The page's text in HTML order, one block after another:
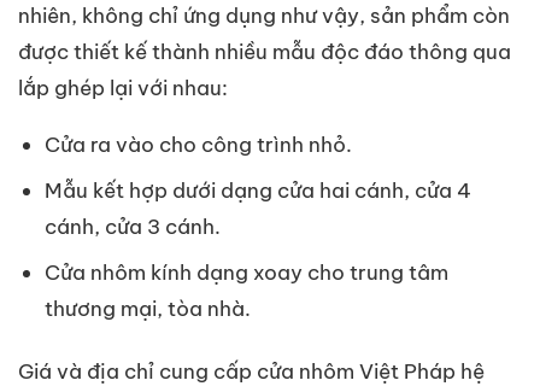
nhiên, không chỉ ứng dụng như vậy, sản phẩm còn
được thiết kế thành nhiều mẫu độc đáo thông qua
lắp ghép lại với nhau:
Cửa ra vào cho công trình nhỏ.
Mẫu kết hợp dưới dạng cửa hai cánh, cửa 4
cánh, cửa 3 cánh.
Cửa nhôm kính dạng xoay cho trung tâm
thương mại, tòa nhà.
Giá và địa chỉ cung cấp cửa nhôm Việt Pháp hệ